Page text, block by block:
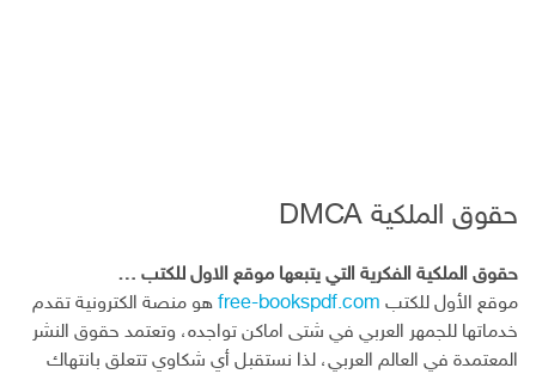
حقوق الملكية DMCA
حقوق الملكية الفكرية التي يتبعها موقع الاول للكتب …
موقع الأول للكتب free-bookspdf.com هو منصة الكترونية تقدم
خدماتها للجمهر العربي في شتى اماكن تواجده، وتعتمد حقوق النشر
المعتمدة في العالم العربي، لذا نستقبل أي شكاوي تتعلق بانتهاك